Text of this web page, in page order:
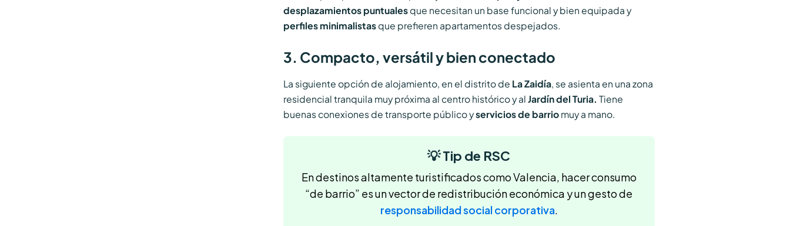
desplazamientos puntualesque necesitan un base funcional y bien equipada y
perfiles minimalistasque prefieren apartamentos despejados.
3. Compacto, versátil y bien conectado
La siguiente opción de alojamiento, en el distrito de La Zaidía, se asienta en una zona
residencial tranquila muy próxima al centro histórico y al Jardín del Turia. Tiene
buenas conexiones de transporte público yservicios de barrio muy a mano.
💡 Tip de RSC
En destinos altamente turistificados como Valencia, hacer consumo
“de barrio” es un vector de redistribución económica y un gesto de
responsabilidad social corporativa.